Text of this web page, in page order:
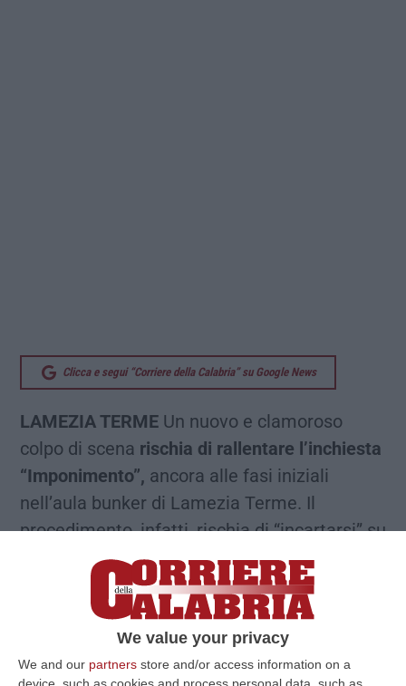
We value your privacy
We and our partners store and/or access information on a
device, such as cookies and process personal data, such as
Clicca e segui “Corriere della Calabria” su Google News
LAMEZIA TERME Un nuovo e clamoroso
colpo di scena rischia di rallentare l’inchiesta
“Imponimento”, ancora alle fasi iniziali
nell’aula bunker di Lamezia Terme. Il
procedimento, infatti, rischia di “incartarsi” su
uno degli elementi più importanti dell’intero
impianto accusatorio ovvero l’utilizzo delle
intercettazioni telefoniche captate dagli
inquirenti. Un tema di strettissima attualità
ed esploso già con il “caso Palamara”, solo